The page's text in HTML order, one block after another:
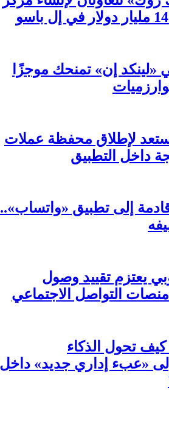
«لينكد إن» تمنحك موجزًا
لإطلاق محفظة عملات
داخل التطبيق
إلى تطبيق «واتساب»..
يعتزم تقييد وصول
منصات التواصل الاجتماعي
كيف تحول الذكاء
«عبء إداري جديد» داخل